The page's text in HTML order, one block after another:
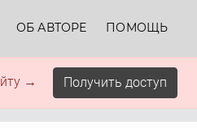
ОБ АВТОРЕ ПОМОЩЬ
→ Получить доступ